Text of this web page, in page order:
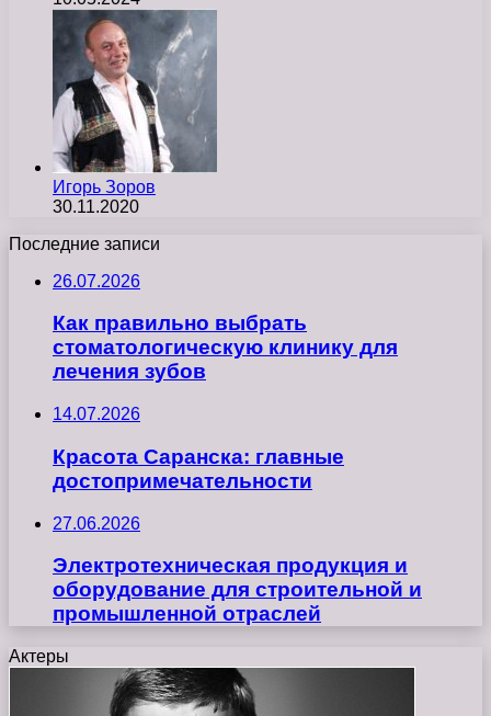
Игорь Зоров
30.11.2020
Последние записи
26.07.2026
Как правильно выбрать
стоматологическую клинику для
лечения зубов
14.07.2026
Красота Саранска: главные
достопримечательности
27.06.2026
Электротехническая продукция и
оборудование для строительной и
промышленной отраслей
Актеры